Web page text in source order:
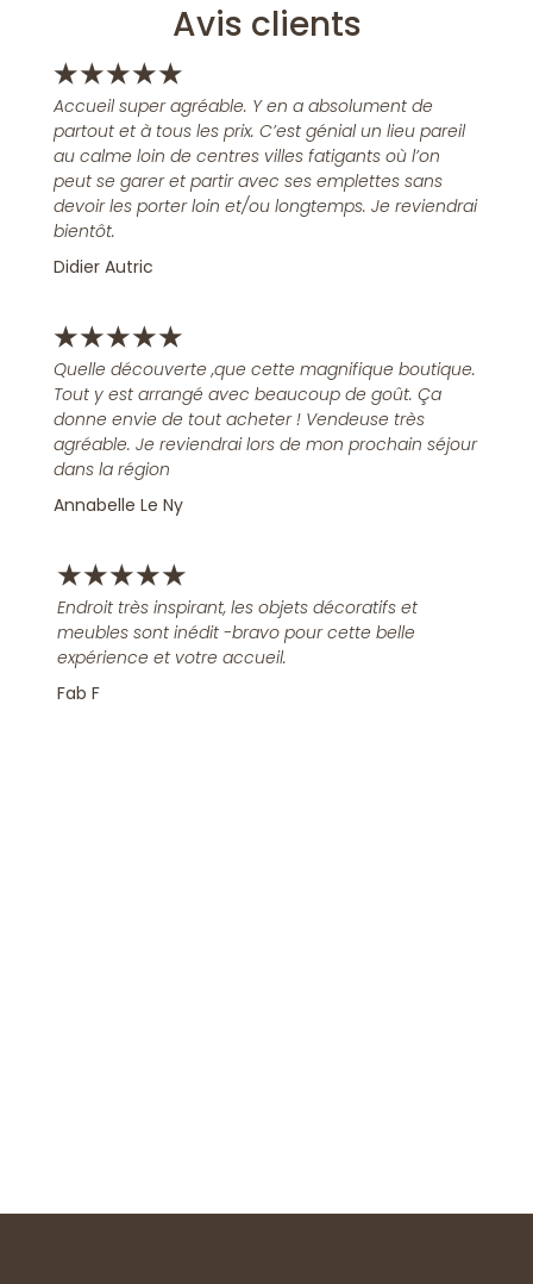
Avis clients
★★★★★
Accueil super agréable. Y en a absolument de
partout et à tous les prix. C’est génial un lieu pareil
au calme loin de centres villes fatigants où l’on
peut se garer et partir avec ses emplettes sans
devoir les porter loin et/ou longtemps. Je reviendrai
bientôt.
Didier Autric
★★★★★
Quelle découverte ,que cette magnifique boutique.
Tout y est arrangé avec beaucoup de goût. Ça
donne envie de tout acheter ! Vendeuse très
agréable. Je reviendrai lors de mon prochain séjour
dans la région
Annabelle Le Ny
★★★★★
Endroit très inspirant, les objets décoratifs et
meubles sont inédit -bravo pour cette belle
expérience et votre accueil.
Fab F